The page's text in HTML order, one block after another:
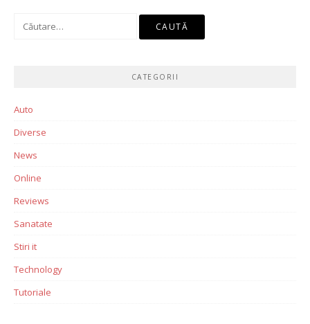
Caută
CATEGORII
Auto
Diverse
News
Online
Reviews
Sanatate
Stiri it
Technology
Tutoriale